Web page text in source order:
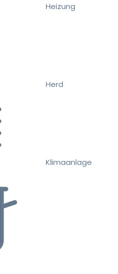
Heizung
Herd
Klimaanlage